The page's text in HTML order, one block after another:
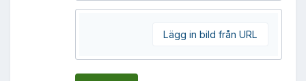
Lägg in bild från URL